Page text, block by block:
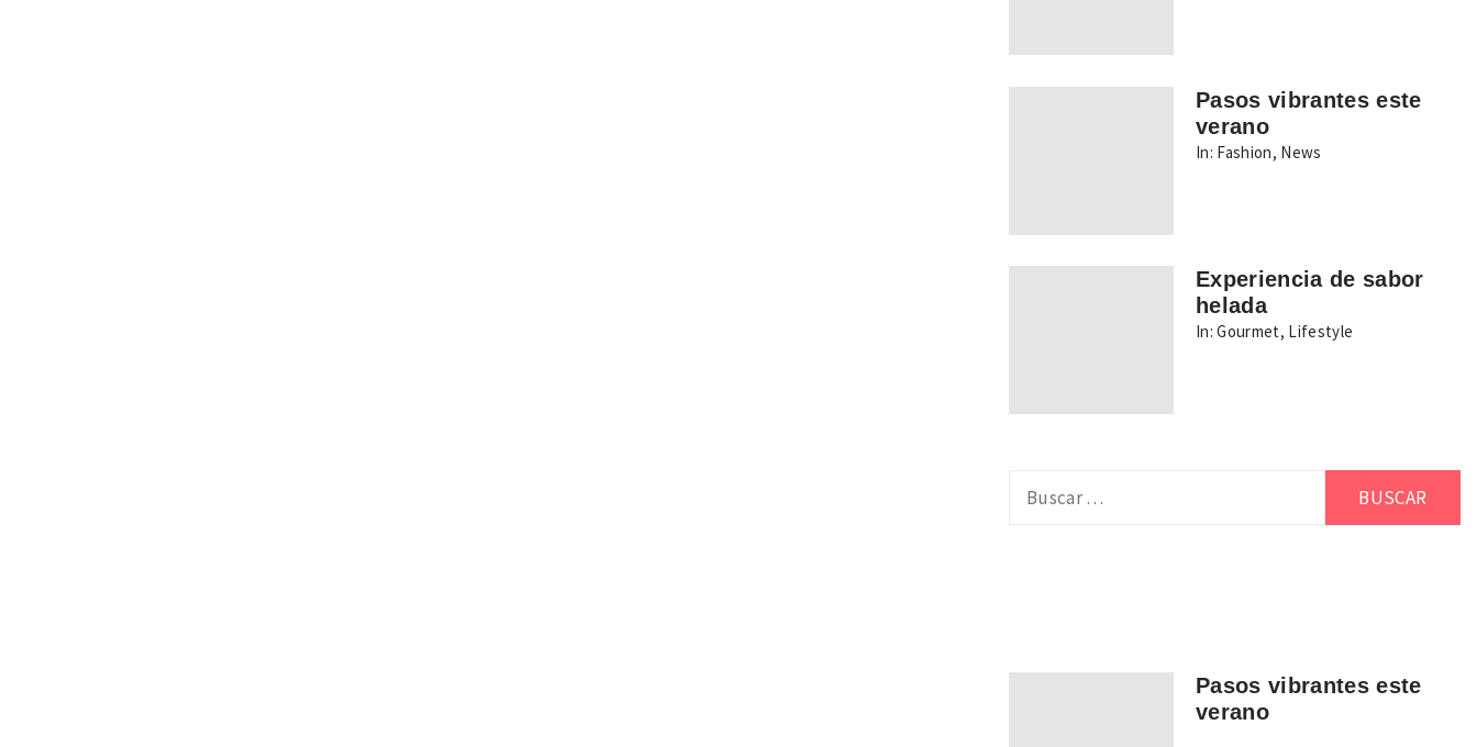
Pasos vibrantes este
verano
In: Fashion, News
Experiencia de sabor
helada
In: Gourmet, Lifestyle
Pasos vibrantes este
verano